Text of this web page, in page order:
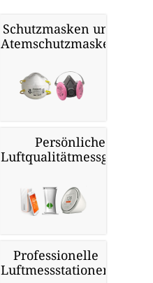
Schutzmasken und
Atemschutzmasken
Persönliche
Luftqualitätmessgeräte
Professionelle
Luftmessstationen